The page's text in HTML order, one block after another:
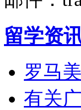
留学资
罗马
有关